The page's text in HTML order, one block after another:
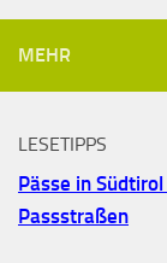
MEHR
LESETIPPS
Pässe in
Passstraßen